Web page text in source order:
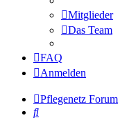
Mitglieder
Das Team
FAQ
Anmelden
Pflegenetz Forum
Suche